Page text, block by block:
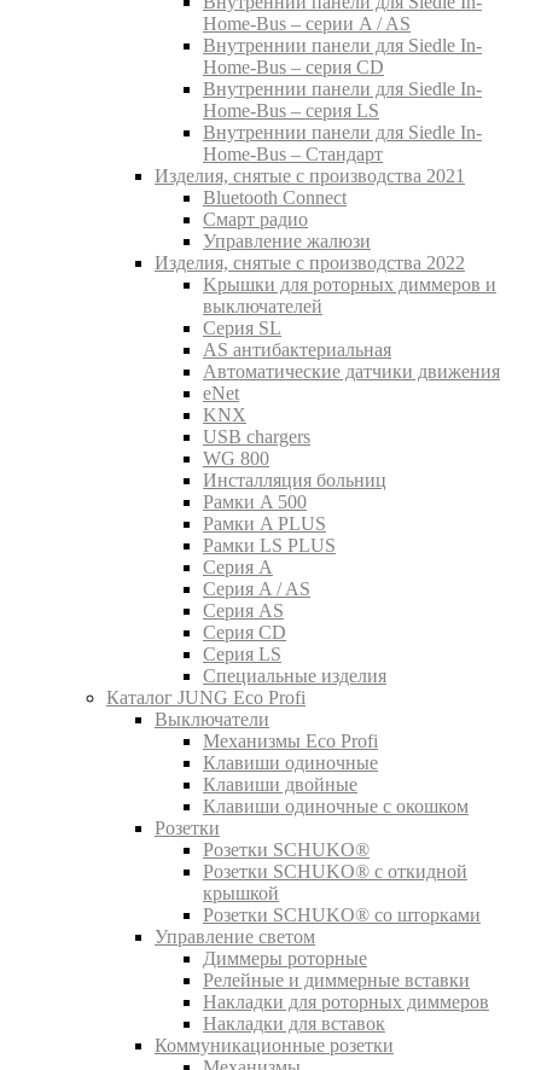
Home-Bus – серии A / AS
Внутреннии панели для Siedle In-
Home-Bus – серия CD
Внутреннии панели для Siedle In-
Home-Bus – серия LS
Внутреннии панели для Siedle In-
Home-Bus – Стандарт
Изделия, снятые с производства 2021
Bluetooth Connect
Смарт радио
Управление жалюзи
Изделия, снятые с производства 2022
Kрышки для роторных диммеров и
выключателей
Серия SL
AS антибактериальная
Aвтоматические датчики движения
eNet
KNX
USB chargers
WG 800
Инсталляция больниц
Рамки A 500
Рамки A PLUS
Рамки LS PLUS
Серия A
Серия A / AS
Серия AS
Серия CD
Серия LS
Специальные изделия
Каталог JUNG Eco Profi
Выключатели
Механизмы Eco Profi
Клавиши одиночные
Клавиши двойные
Клавиши одиночные с окошком
Розетки
Розетки SCHUKO®
Розетки SCHUKO® с откидной
крышкой
Розетки SCHUKO® со шторками
Управление светом
Диммеры роторные
Релейные и диммерные вставки
Накладки для роторных диммеров
Накладки для вставок
Коммуникационные розетки